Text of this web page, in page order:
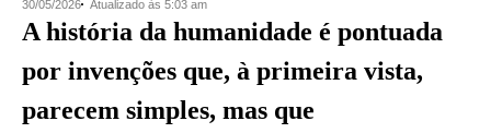
30/05/2026 Atualizado às 5:03 am
A história da humanidade é pontuada
por invenções que, à primeira vista,
parecem simples, mas que